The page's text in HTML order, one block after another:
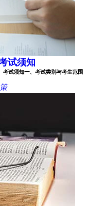
试须知
试须知一、考试类别与考生范围